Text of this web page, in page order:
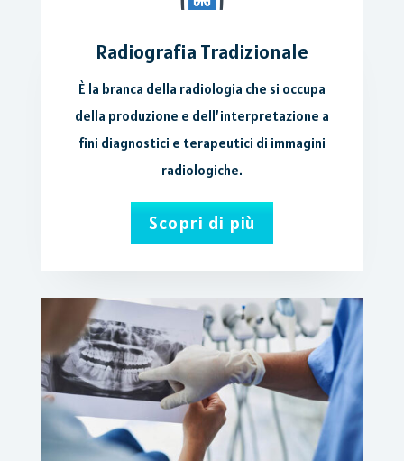
Radiografia Tradizionale
È la branca della radiologia che si occupa
della produzione e dell’interpretazione a
fini diagnostici e terapeutici di immagini
radiologiche.
Scopri di più